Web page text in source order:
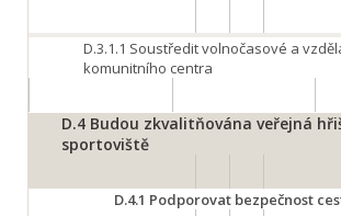
D.3.1.1 Soustředit volnočasové a
komunitního centra
D.4 Budou zkvalitňována veřejná
sportoviště
D.4.1 Podporovat bezpečnost